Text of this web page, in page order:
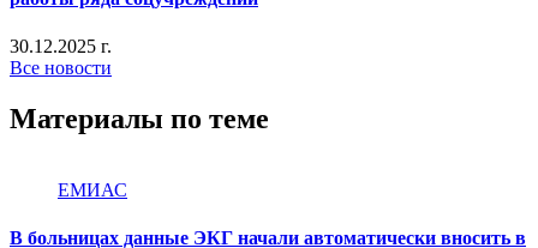
30.12.2025 г.
Все новости
Материалы по теме
ЕМИАС
В больницах данные ЭКГ начали автоматически вносить в